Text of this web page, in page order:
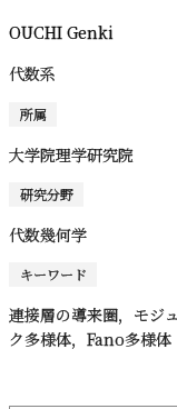
OUCHI Genki
代数系
所属
大学院理学研究院
研究分野
代数幾何学
キーワード
連接層の導来圏，モジ
ク多様体，Fano多様体